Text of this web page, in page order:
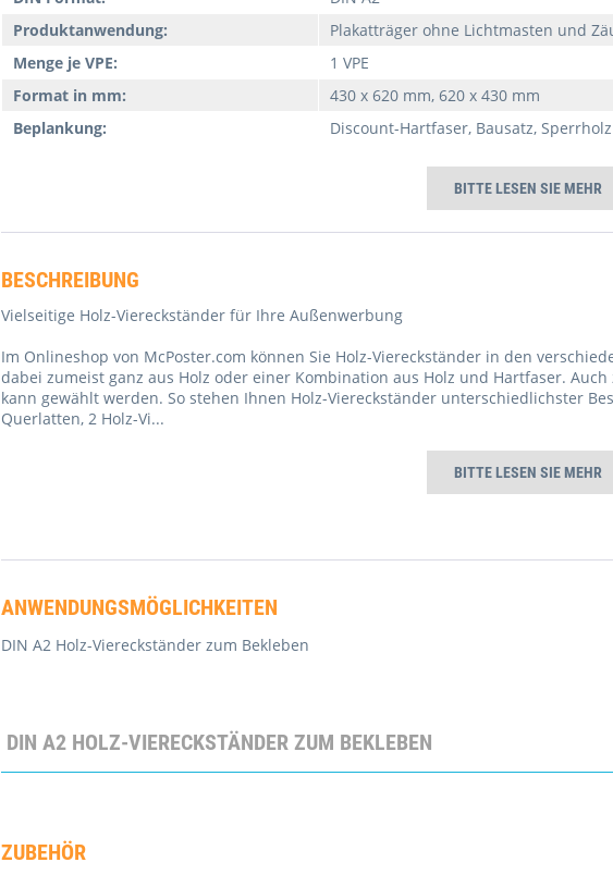
Produktanwendung:
Plakatträger ohne Lichtmasten und
Menge je VPE:
1 VPE
Format in mm:
430 x 620 mm, 620 x 430 mm
Beplankung:
Discount-Hartfaser, Bausatz,
BITTE LESEN SIE MEHR
BESCHREIBUNG
Vielseitige Holz-Viereckständer für Ihre Außenwerbung
Im Onlineshop von McPoster.com können Sie Holz-Viereckständer in den
dabei zumeist ganz aus Holz oder einer Kombination aus Holz und Hartfaser.
kann gewählt werden. So stehen Ihnen Holz-Viereckständer unterschiedlichster
Querlatten, 2 Holz-Vi...
BITTE LESEN SIE MEHR
ANWENDUNGSMÖGLICHKEITEN
DIN A2 Holz-Viereckständer zum Bekleben
DIN A2 HOLZ-VIERECKSTÄNDER ZUM BEKLEBEN
ZUBEHÖR